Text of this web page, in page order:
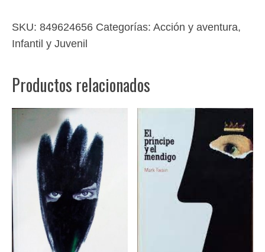
SKU: 849624656 Categorías: Acción y aventura,
Infantil y Juvenil
Productos relacionados